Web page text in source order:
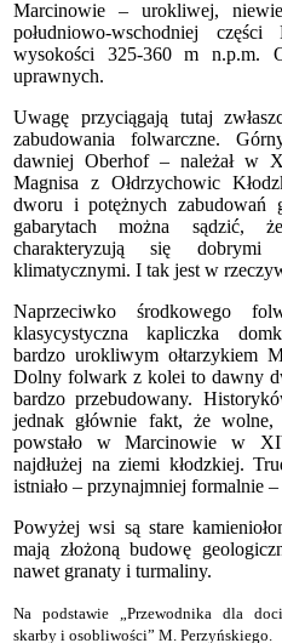
Marcinowie – urokliwej,
południowo-wschodniej
wysokości 325-360 m n.p.m.
uprawnych.
Uwagę przyciągają tutaj
zabudowania folwarczne.
dawniej Oberhof – należał w
Magnisa z Ołdrzychowic
dworu i potężnych zabudowań
gabarytach można sądzić,
charakteryzują się dobrymi
klimatycznymi. I tak jest w
Naprzeciwko środkowego
klasycystyczna kapliczka
bardzo urokliwym ołtarzykiem
Dolny folwark z kolei to dawny
bardzo przebudowany.
jednak głównie fakt, że wolne,
powstało w Marcinowie w
najdłużej na ziemi kłodzkiej.
istniało – przynajmniej formalnie
Powyżej wsi są stare
mają złożoną budowę
nawet granaty i turmaliny.
Na podstawie „Przewodnika dla
skarby i osobliwości” M. Perzyńskiego.